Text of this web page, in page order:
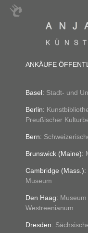
ANKÄUFE
Basel: Stadt- und
Berlin:
Preußischer
Bern:
Brunswick (Maine):
Cambridge (Mass.):
Museum
Den Haag:
Westreenianum
Dresden: